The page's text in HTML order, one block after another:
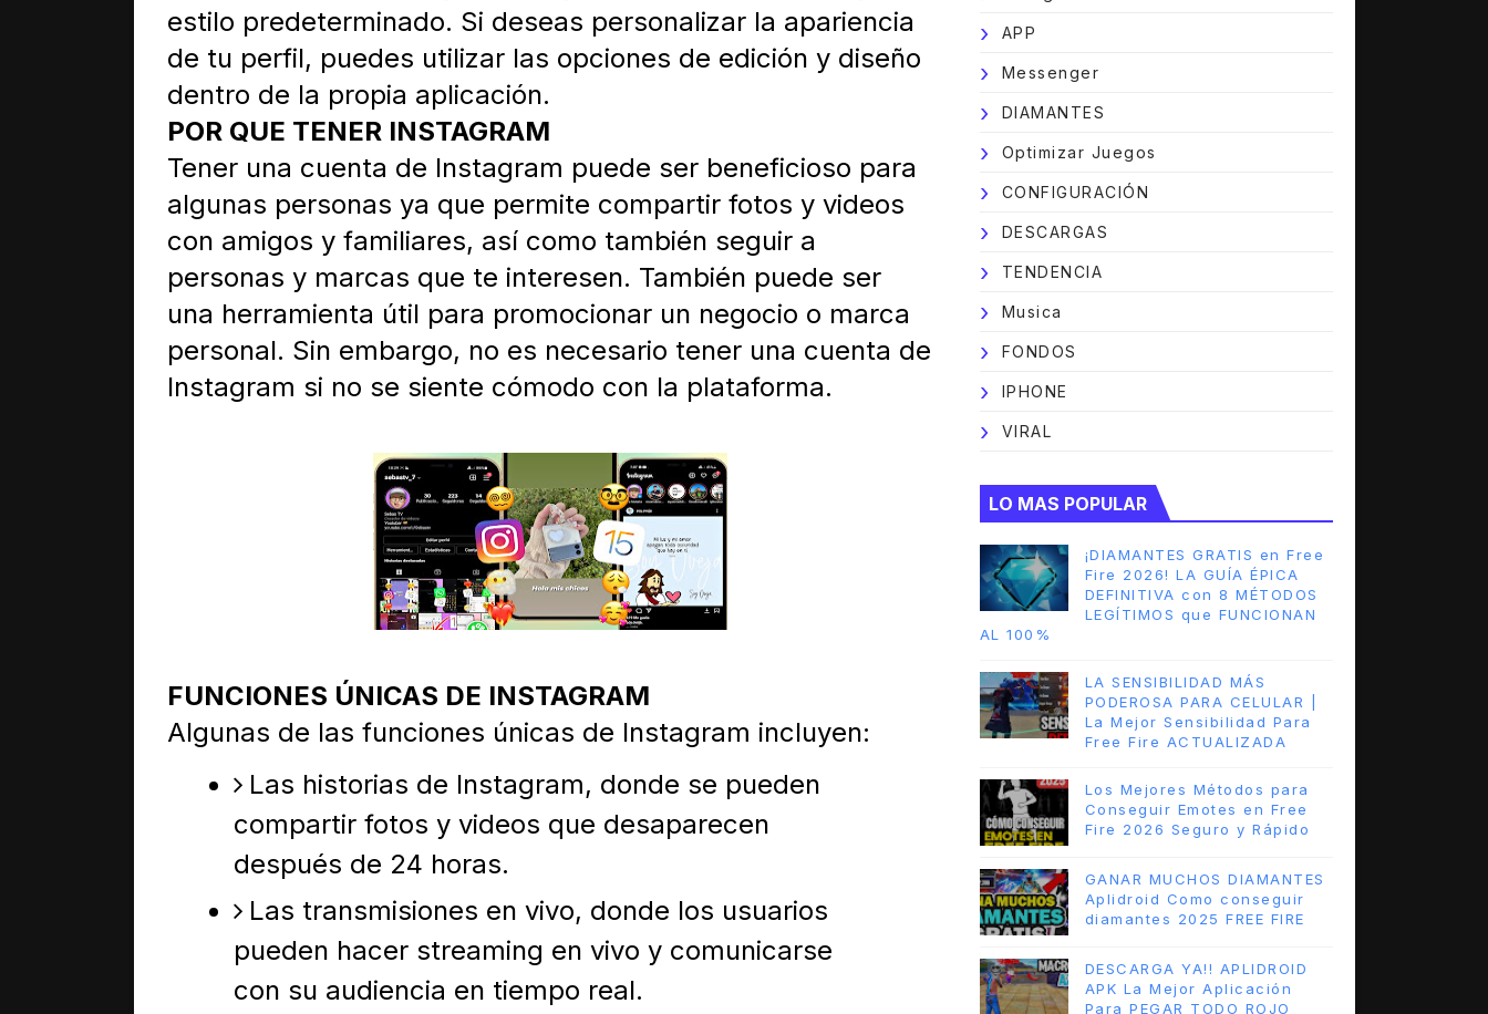
WhatsApp estilo iPhone para Android 2023 APK
WHATSAPP ESTILO IPHONE FOUAD 9.50 ACTUALIZADO 2022
NUEVO WHATSAPP ESTILO IPHONE 2022
¡DIAMANTES GRATIS en Free Fire 2026! LA GUÍA ÉPICA DEFINITIVA con 8 MÉTODOS LEGÍTIMOS que FUNCIONAN AL 100%
estilo predeterminado. Si deseas personalizar la apariencia
de tu perfil, puedes utilizar las opciones de edición y diseño
dentro de la propia aplicación.
POR QUE TENER INSTAGRAM
Tener una cuenta de Instagram puede ser beneficioso para
algunas personas ya que permite compartir fotos y videos
con amigos y familiares, así como también seguir a
personas y marcas que te interesen. También puede ser
una herramienta útil para promocionar un negocio o marca
personal. Sin embargo, no es necesario tener una cuenta de
Instagram si no se siente cómodo con la plataforma.
FUNCIONES ÚNICAS DE INSTAGRAM
Algunas de las funciones únicas de Instagram incluyen:
Las historias de Instagram, donde se pueden
compartir fotos y videos que desaparecen
después de 24 horas.
Las transmisiones en vivo, donde los usuarios
pueden hacer streaming en vivo y comunicarse
con su audiencia en tiempo real.
APP
Messenger
DIAMANTES
Optimizar Juegos
CONFIGURACIÓN
DESCARGAS
TENDENCIA
Musica
FONDOS
IPHONE
VIRAL
LO MAS POPULAR
¡DIAMANTES GRATIS en Free
Fire 2026! LA GUÍA ÉPICA
DEFINITIVA con 8 MÉTODOS
LEGÍTIMOS que FUNCIONAN
AL 100%
LA SENSIBILIDAD MÁS
PODEROSA PARA CELULAR |
La Mejor Sensibilidad Para
Free Fire ACTUALIZADA
Los Mejores Métodos para
Conseguir Emotes en Free
Fire 2026 Seguro y Rápido
GANAR MUCHOS DIAMANTES
Aplidroid Como conseguir
diamantes 2025 FREE FIRE
DESCARGA YA!! APLIDROID
APK La Mejor Aplicación
Para PEGAR TODO ROJO